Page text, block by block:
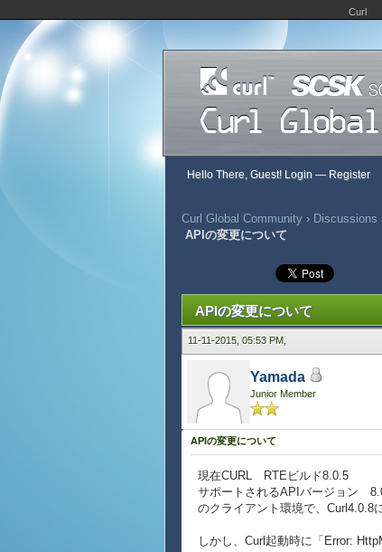
Curl
Hello There, Guest! Login — Register
Curl Global Community › Discussions
APIの変更について
APIの変更について
11-11-2015, 05:53 PM,
Yamada
Junior Member
APIの変更について
現在CURL RTEビルド8.0.5
サポートされるAPIバージョン
のクライアント環境で、Curl4.0.8
しかし、Curl起動時に「Error: